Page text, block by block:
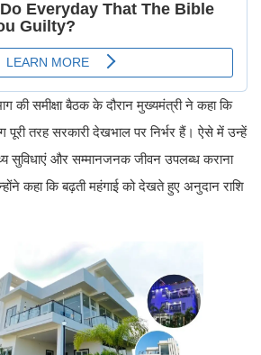
की समीक्षा बैठक के दौरान मुख्यमंत्री ने कहा कि
पूरी तरह सरकारी देखभाल पर निर्भर हैं। ऐसे में उन्हें
सुविधाएं और सम्मानजनक जीवन उपलब्ध कराना
कहा कि बढ़ती महंगाई को देखते हुए अनुदान राशि